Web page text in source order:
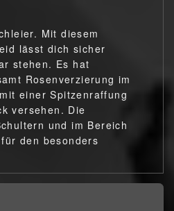
Mit diesem
lässt dich sicher
stehen. Es hat
Rosenverzierung im
einer Spitzenraffung
versehen. Die
und im Bereich
den besonders